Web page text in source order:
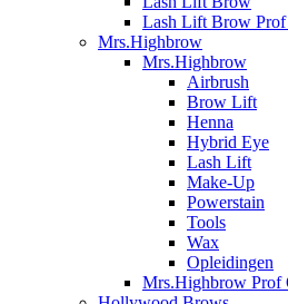
Lash Lift Brow
Mrs.Highbrow
Mrs.Highbrow
Airbrush
Brow Lift
Henna
Hybrid Eye
Lash Lift
Make-Up
Powerstain
Tools
Wax
Opleidingen
Mrs.Highbrow Prof